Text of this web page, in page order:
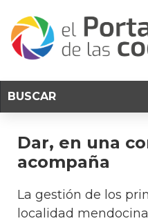
Dar, en una
acompaña
La gestión de los
localidad